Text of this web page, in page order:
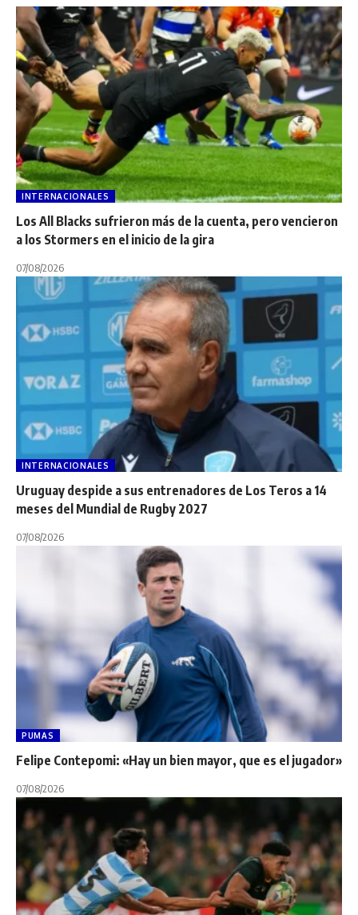
INTERNACIONALES
Los All Blacks sufrieron más de la cuenta, pero vencieron
a los Stormers en el inicio de la gira
07/08/2026
INTERNACIONALES
Uruguay despide a sus entrenadores de Los Teros a 14
meses del Mundial de Rugby 2027
07/08/2026
PUMAS
Felipe Contepomi: «Hay un bien mayor, que es el jugador»
07/08/2026